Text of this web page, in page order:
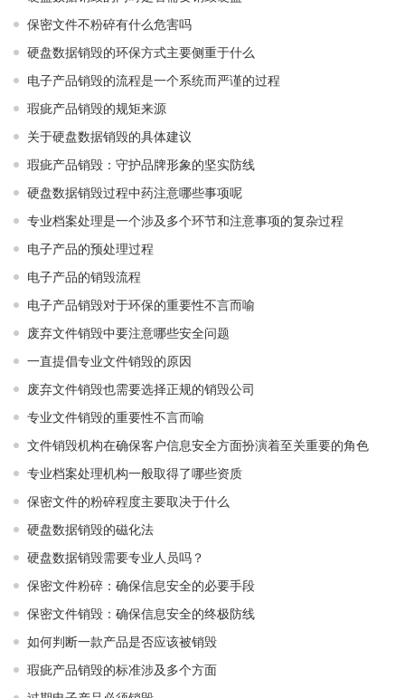
保密文件不粉碎有什么危害吗
硬盘数据销毁的环保方式主要侧重于什么
电子产品销毁的流程是一个系统而严谨的过程
瑕疵产品销毁的规矩来源
关于硬盘数据销毁的具体建议
瑕疵产品销毁：守护品牌形象的坚实防线
硬盘数据销毁过程中药注意哪些事项呢
专业档案处理是一个涉及多个环节和注意事项的复杂过程
电子产品的预处理过程
电子产品的销毁流程
电子产品销毁对于环保的重要性不言而喻
废弃文件销毁中要注意哪些安全问题
一直提倡专业文件销毁的原因
废弃文件销毁也需要选择正规的销毁公司
专业文件销毁的重要性不言而喻
文件销毁机构在确保客户信息安全方面扮演着至关重要的角色
专业档案处理机构一般取得了哪些资质
保密文件的粉碎程度主要取决于什么
硬盘数据销毁的磁化法
硬盘数据销毁需要专业人员吗？
保密文件粉碎：确保信息安全的必要手段
保密文件销毁：确保信息安全的终极防线
如何判断一款产品是否应该被销毁
瑕疵产品销毁的标准涉及多个方面